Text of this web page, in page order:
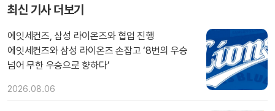
최신 기사 더보기
에잇세컨즈, 삼성 라이온즈와 협업 진행
에잇세컨즈와 삼성 라이온즈 손잡고 ‘8번의 우승
넘어 무한 우승으로 향하다’
2026.08.06